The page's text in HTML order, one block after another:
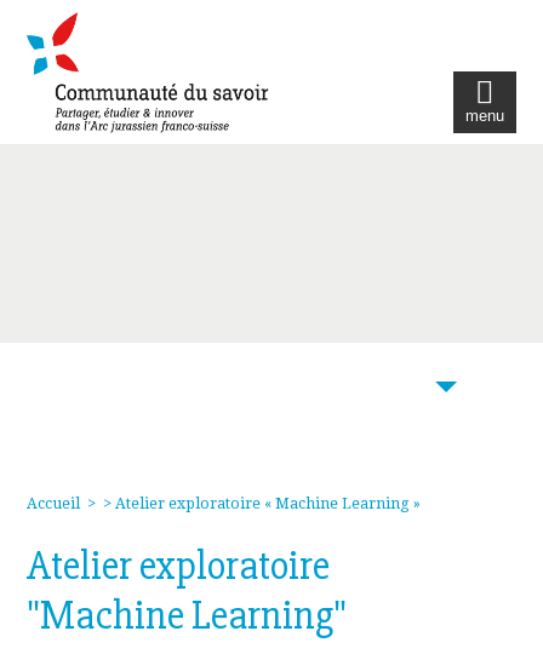
menu
Accueil> > Atelier exploratoire « Machine Learning »
Atelier exploratoire
"Machine Learning"